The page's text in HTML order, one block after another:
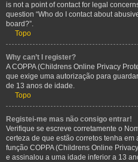
is not a point of contact for legal
question “Who do I contact about
board?”.
Topo
Why can’t I register?
A COPPA (Childrens Online Privacy
que exige uma autorização para
de 13 anos de idade.
Topo
Registei-me mas não consigo entrar!
Verifique se escreve corretamente o
certeza de que estão corretos tenha em
função COPPA (Childrens Online
e assinalou a uma idade inferior a 13